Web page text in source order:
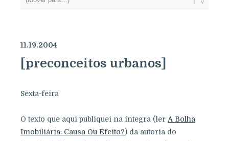
11.19.2004
[preconceitos urbanos]
Sexta-feira
O texto que aqui publiquei na íntegra (ler A Bolha
Imobiliária: Causa Ou Efeito?) da autoria do